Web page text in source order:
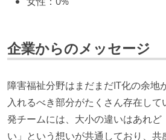
任で好きなものを使うことがで
参加している
タスクの見積もりは、実装を
全体のスケジュール管理は、途
ながら、納期または盛り込む
で行う
企業からのメッセージ
障害福祉分野はまだまだIT化の余地
入れるべき部分がたくさん存在して
発チームには、大小の違いはあれど
い」という想いが共通しており、